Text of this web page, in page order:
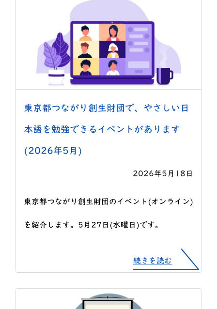
東京都つながり創生財団で、やさしい日
本語を勉強できるイベントがあります
(2026年5月)
2026年5月18日
東京都つながり創生財団のイベント(オンライン)
を紹介します。5月27日(水曜日)です。
続きを読む